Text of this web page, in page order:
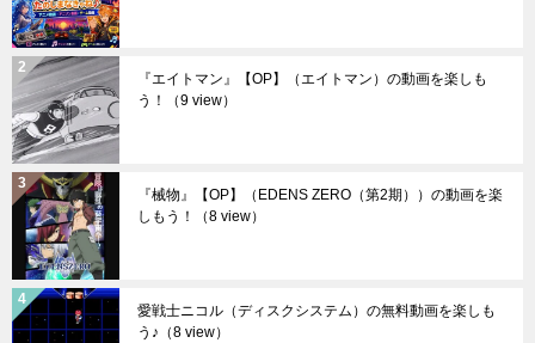
『エイトマン』【OP】（エイトマン）の動画を楽しも
う！
（9 view）
『械物』【OP】（EDENS ZERO（第2期））の動画を楽
しもう！
（8 view）
愛戦士ニコル（ディスクシステム）の無料動画を楽しも
う♪ （8 view）